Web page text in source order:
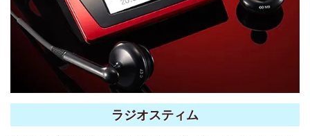
ラジオスティム